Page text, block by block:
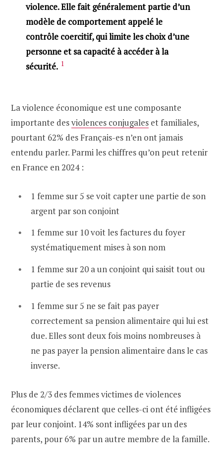
violence. Elle fait généralement partie d’un
modèle de comportement appelé le
contrôle coercitif, qui limite les choix d’une
personne et sa capacité à accéder à la
sécurité. 1
La violence économique est une composante
importante desviolences conjugales et familiales,
pourtant 62% des Français-es n’en ont jamais
entendu parler. Parmi les chiffres qu’on peut retenir
en France en 2024 :
1 femme sur 5 se voit capter une partie de son
argent par son conjoint
1 femme sur 10 voit les factures du foyer
systématiquement mises à son nom
1 femme sur 20 a un conjoint qui saisit tout ou
partie de ses revenus
1 femme sur 5 ne se fait pas payer
correctement sa pension alimentaire qui lui est
due. Elles sont deux fois moins nombreuses à
ne pas payer la pension alimentaire dans le cas
inverse.
Plus de 2/3 des femmes victimes de violences
économiques déclarent que celles-ci ont été infligées
par leur conjoint. 14% sont infligées par un des
parents, pour 6% par un autre membre de la famille.